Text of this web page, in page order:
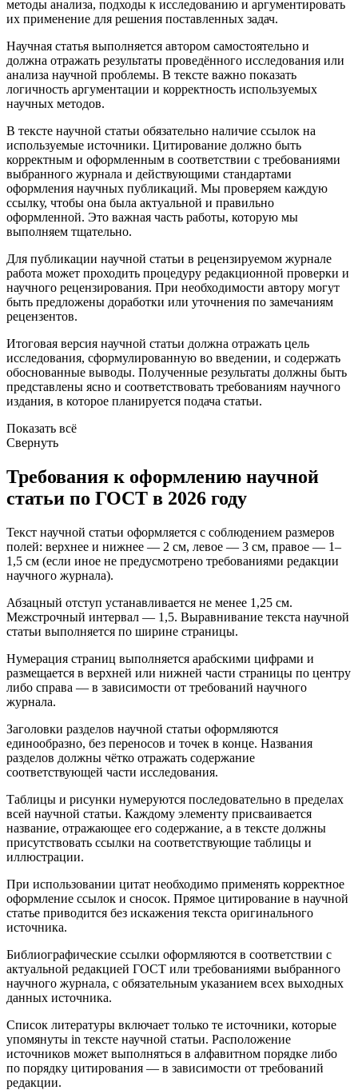
методы анализа, подходы к исследованию и аргументировать
их применение для решения поставленных задач.
Научная статья выполняется автором самостоятельно и
должна отражать результаты проведённого исследования или
анализа научной проблемы. В тексте важно показать
логичность аргументации и корректность используемых
научных методов.
В тексте научной статьи обязательно наличие ссылок на
используемые источники. Цитирование должно быть
корректным и оформленным в соответствии с требованиями
выбранного журнала и действующими стандартами
оформления научных публикаций. Мы проверяем каждую
ссылку, чтобы она была актуальной и правильно
оформленной. Это важная часть работы, которую мы
выполняем тщательно.
Для публикации научной статьи в рецензируемом журнале
работа может проходить процедуру редакционной проверки и
научного рецензирования. При необходимости автору могут
быть предложены доработки или уточнения по замечаниям
рецензентов.
Итоговая версия научной статьи должна отражать цель
исследования, сформулированную во введении, и содержать
обоснованные выводы. Полученные результаты должны быть
представлены ясно и соответствовать требованиям научного
издания, в которое планируется подача статьи.
Показать всё
Свернуть
Требования к оформлению научной
статьи по ГОСТ в 2026 году
Текст научной статьи оформляется с соблюдением размеров
полей: верхнее и нижнее — 2 см, левое — 3 см, правое — 1–
1,5 см (если иное не предусмотрено требованиями редакции
научного журнала).
Абзацный отступ устанавливается не менее 1,25 см.
Межстрочный интервал — 1,5. Выравнивание текста научной
статьи выполняется по ширине страницы.
Нумерация страниц выполняется арабскими цифрами и
размещается в верхней или нижней части страницы по центру
либо справа — в зависимости от требований научного
журнала.
Заголовки разделов научной статьи оформляются
единообразно, без переносов и точек в конце. Названия
разделов должны чётко отражать содержание
соответствующей части исследования.
Таблицы и рисунки нумеруются последовательно в пределах
всей научной статьи. Каждому элементу присваивается
название, отражающее его содержание, а в тексте должны
присутствовать ссылки на соответствующие таблицы и
иллюстрации.
При использовании цитат необходимо применять корректное
оформление ссылок и сносок. Прямое цитирование в научной
статье приводится без искажения текста оригинального
источника.
Библиографические ссылки оформляются в соответствии с
актуальной редакцией ГОСТ или требованиями выбранного
научного журнала, с обязательным указанием всех выходных
данных источника.
Список литературы включает только те источники, которые
упомянуты in тексте научной статьи. Расположение
источников может выполняться в алфавитном порядке либо
по порядку цитирования — в зависимости от требований
редакции.